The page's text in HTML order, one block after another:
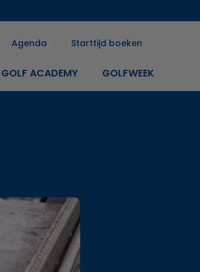
Agenda Starttijd boeken
GOLF ACADEMY GOLFWEEK